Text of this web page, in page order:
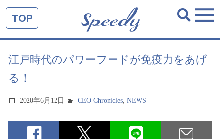
TOP
江戸時代のパワーフードが免疫力をあげ
る！
2020年6月12日 CEO Chronicles,NEWS